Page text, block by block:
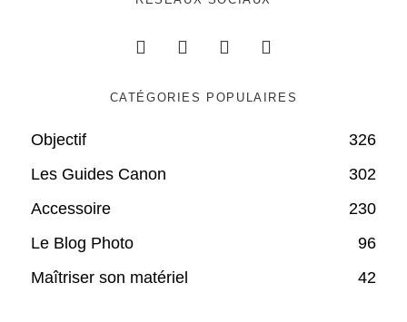
CATÉGORIES POPULAIRES
Objectif
326
Les Guides Canon
302
Accessoire
230
Le Blog Photo
96
Maîtriser son matériel
42